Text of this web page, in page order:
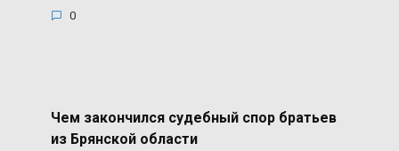
0
Чем закончился судебный спор братьев
из Брянской области